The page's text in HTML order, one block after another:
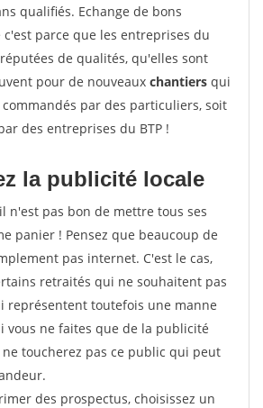
qualifiés. Echange de bons
parce que les entreprises du
de qualités, qu'elles sont
pour de nouveaux chantiers qui
par des particuliers, soit
des entreprises du BTP !
la publicité locale
n'est pas bon de mettre tous ses
panier ! Pensez que beaucoup de
pas internet. C'est le cas,
retraités qui ne souhaitent pas
représentent toutefois une manne
vous ne faites que de la publicité
toucherez pas ce public qui peut
des prospectus, choisissez un